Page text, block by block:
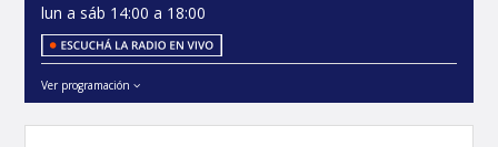
lun a sáb 14:00 a 18:00
Ver programación